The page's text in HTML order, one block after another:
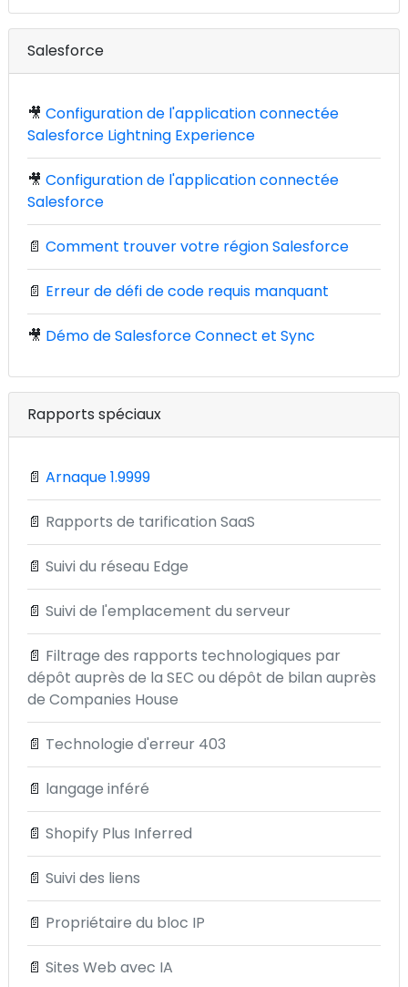
Salesforce
🎥 Configuration de l'application connectée
Salesforce Lightning Experience
🎥 Configuration de l'application connectée
Salesforce
📄 Comment trouver votre région Salesforce
📄 Erreur de défi de code requis manquant
🎥 Démo de Salesforce Connect et Sync
Rapports spéciaux
📄 Arnaque 1.9999
📄 Rapports de tarification SaaS
📄 Suivi du réseau Edge
📄 Suivi de l'emplacement du serveur
📄 Filtrage des rapports technologiques par
dépôt auprès de la SEC ou dépôt de bilan auprès
de Companies House
📄 Technologie d'erreur 403
📄 langage inféré
📄 Shopify Plus Inferred
📄 Suivi des liens
📄 Propriétaire du bloc IP
📄 Sites Web avec IA